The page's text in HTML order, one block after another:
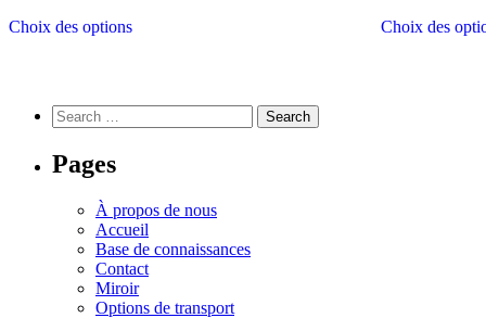
Choix des optionsproduit
Les
options
sur
la
page
du
produit
Choix des
Rechercher : Search
Pages
À propos de nous
Accueil
Base de connaissances
Contact
Miroir
Options de transport